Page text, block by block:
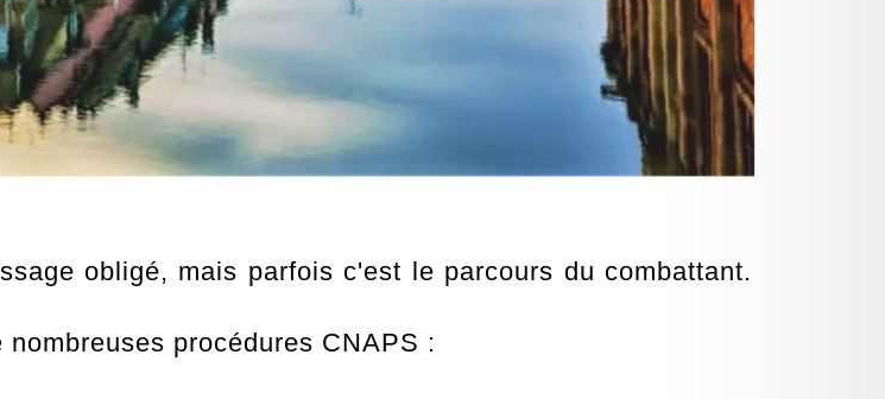
obligé, mais parfois c'est le parcours du combattant.
procédures CNAPS :